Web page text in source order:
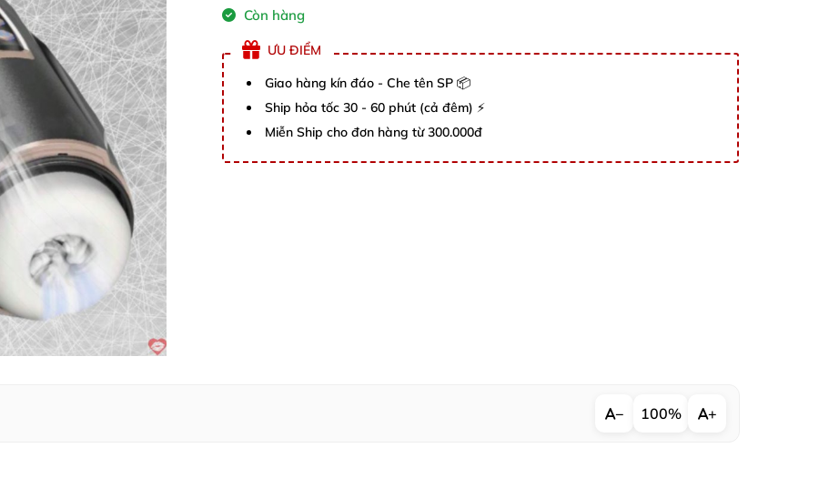
Còn hàng
ƯU ĐIỂM
Giao hàng kín đáo - Che tên SP 📦
Ship hỏa tốc 30 - 60 phút (cả đêm) ⚡
Miễn Ship cho đơn hàng từ 300.000đ
− 100% +